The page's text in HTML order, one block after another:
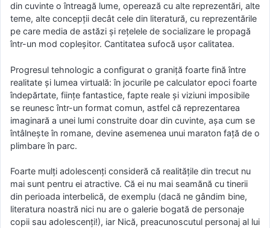
din cuvinte o întreagă lume, operează cu alte reprezentări, alte
teme, alte concepții decât cele din literatură, cu reprezentările
pe care media de astăzi și rețelele de socializare le propagă
într-un mod copleșitor. Cantitatea sufocă ușor calitatea.
Progresul tehnologic a configurat o graniță foarte fină între
realitate și lumea virtuală: în jocurile pe calculator epoci foarte
îndepărtate, ființe fantastice, fapte reale și viziuni imposibile
se reunesc într-un format comun, astfel că reprezentarea
imaginară a unei lumi construite doar din cuvinte, așa cum se
întâlnește în romane, devine asemenea unui maraton față de o
plimbare în parc.
Foarte mulți adolescenți consideră că realitățile din trecut nu
mai sunt pentru ei atractive. Că ei nu mai seamănă cu tinerii
din perioada interbelică, de exemplu (dacă ne gândim bine,
literatura noastră nici nu are o galerie bogată de personaje
copii sau adolescenți!), iar Nică, preacunoscutul personaj al lui